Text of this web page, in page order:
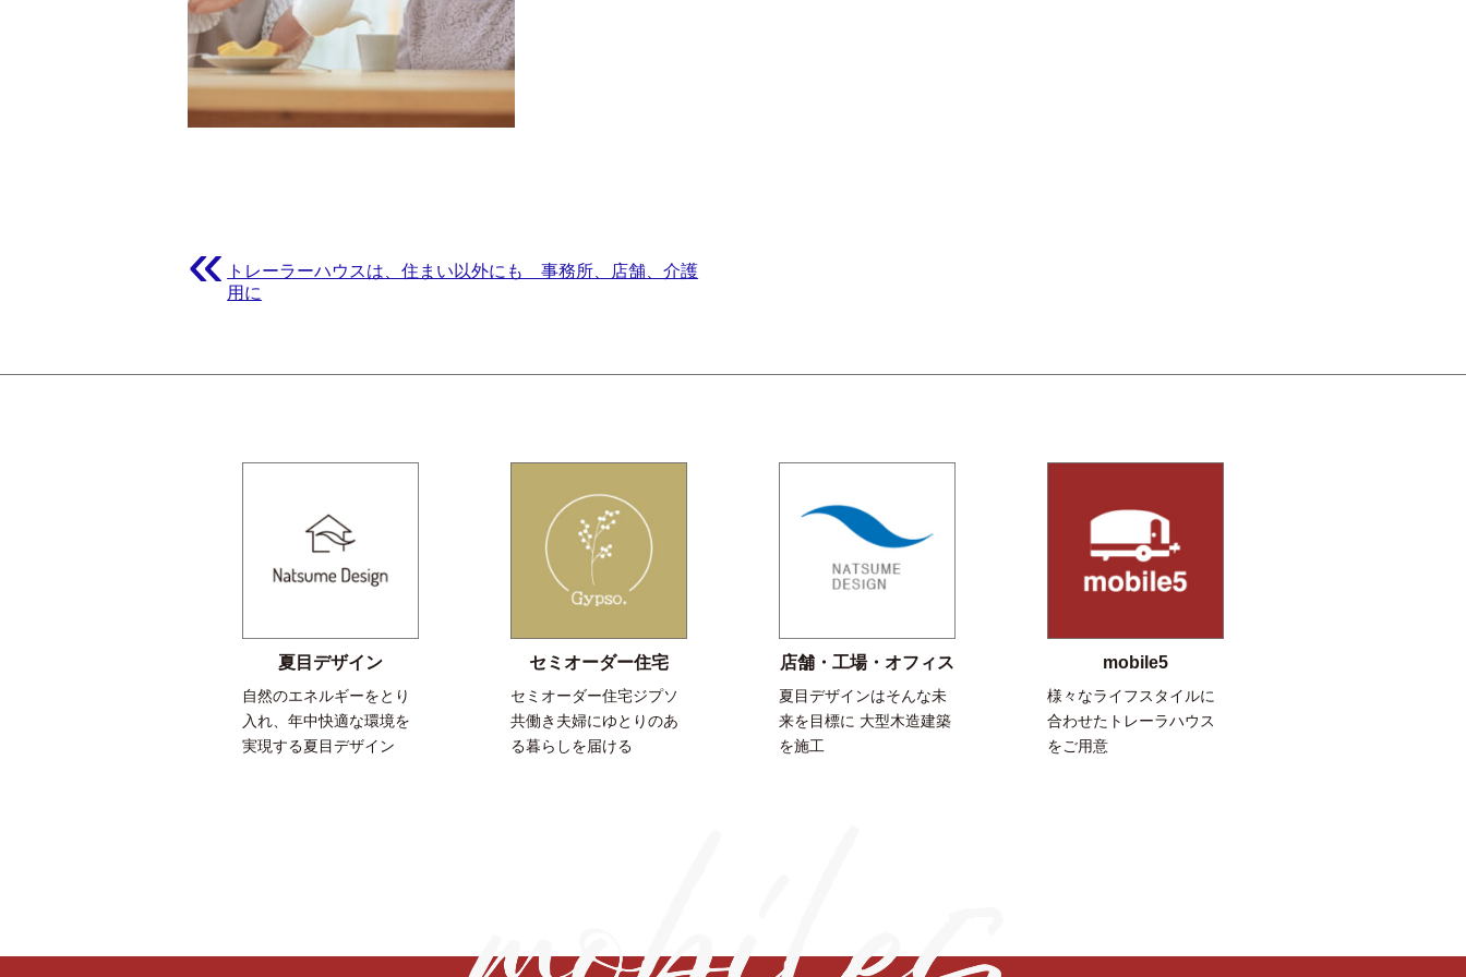
«
トレーラーハウスは、住まい以外にも 事務所、店舗、介護
用に
夏目デザイン
自然のエネルギーをとり
入れ、年中快適な環境を
実現する夏目デザイン
セミオーダー住宅
セミオーダー住宅ジプソ
共働き夫婦にゆとりのあ
る暮らしを届ける
店舗・工場・オフィス
夏目デザインはそんな未
来を目標に 大型木造建築
を施工
mobile5
様々なライフスタイルに
合わせたトレーラハウス
をご用意